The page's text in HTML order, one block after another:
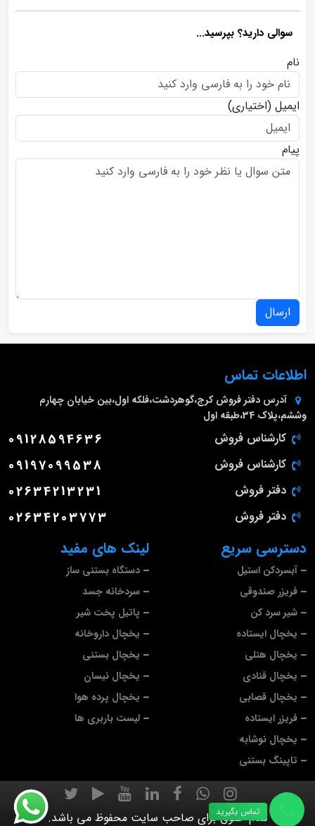
سوالی دارید؟ بپرسید...
نام
ایمیل (اختیاری)
پیام
ارسال
لینک های مفید
دستگاه بستنی ساز
سردخانه جسد
پاتیل پخت شیر
یخچال داروخانه
یخچال بستنی
یخچال نیسان
یخچال پرده هوا
لیست باربری ها
دسترسی سریع
آبسردکن استیل
فریزر صندوقی
شیر سرد کن
یخچال ایستاده
یخچال هتلی
یخچال قنادی
یخچال قصابی
فریزر ایستاده
یخچال نوشابه
تاپینگ بستنی
اطلاعات تماس
آدرس دفتر فروش کرج،گوهردشت،فلکه اول،بین خیابان چهارم
وششم،پلاک 34،طبقه اول
کارشناس فروش 09128594636
کارشناس فروش 09197099538
دفتر فروش 02634213231
دفتر فروش 02634203773
تمام حقوق برای صاحب سایت محفوظ می باشد.
تماس بگیرید